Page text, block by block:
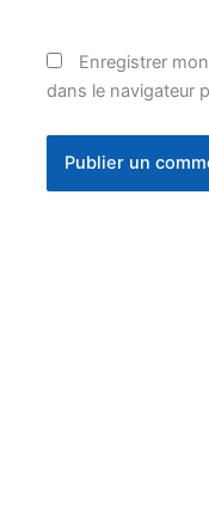
Enregistrer
dans le navigateur